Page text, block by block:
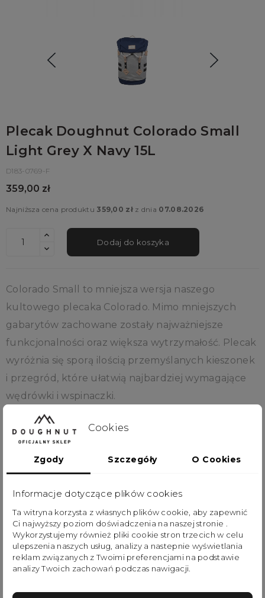
Plecak Doughnut Colorado Small
Light Grey X Navy 15L
D183-0769-F
359,00 zł
Najniższa cena produktu 359,00 złz dnia 07.08.2026
Dodaj do koszyka
Colorado Small to mniejsza wersja naszego
kultowego plecaka Colorado. Mimo mniejszych
gabarytów zachowane zostały najważniejsze
funkcjonalności oraz większa wytrzymałość. Plecak
wyróżnia się sporą ilością przemyślanych kieszonek
i przegród, które ułatwią najbardziej wymagające
wędrówki i wspinaczki.
Skórzane paski górnej klapy plecaka zapinane są na
przez bardzo charakterystyczną zewnętrzną linę,
główna została dodatkowo zabezpieczona
ściąganym sznurkiem.
Plecak Colorado Small bez wątpienia inspirowany
jest klasycznym outdoorowym designem, ale jego
optymalna pojemność oraz wyjątkowa
Cookies
Zgody Szczegóły O Cookies
Informacje dotyczące plików cookies
Ta witryna korzysta z własnych plików cookie, aby zapewnić
Ci najwyższy poziom doświadczenia na naszej stronie .
Wykorzystujemy również pliki cookie stron trzecich w celu
ulepszenia naszych usług, analizy a nastepnie wyświetlania
reklam związanych z Twoimi preferencjami na podstawie
analizy Twoich zachowań podczas nawigacji.